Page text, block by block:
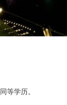
等学历。